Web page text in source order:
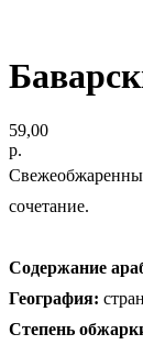
59,00
р.
сочетание.
Содержание
География:
Степень